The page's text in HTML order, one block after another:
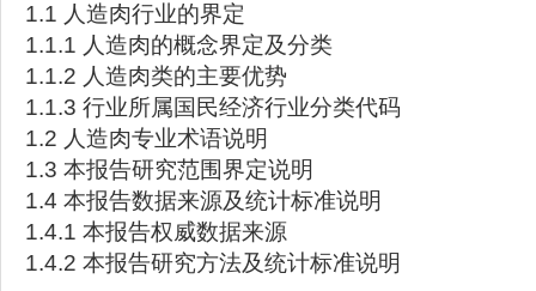
1.1 人造肉行业的界定
1.1.1 人造肉的概念界定及分类
1.1.2 人造肉类的主要优势
1.1.3 行业所属国民经济行业分类代码
1.2 人造肉专业术语说明
1.3 本报告研究范围界定说明
1.4 本报告数据来源及统计标准说明
1.4.1 本报告权威数据来源
1.4.2 本报告研究方法及统计标准说明